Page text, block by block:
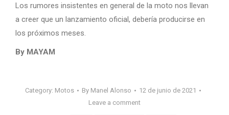
Los rumores insistentes en general de la moto nos llevan
a creer que un lanzamiento oficial, debería producirse en
los próximos meses.
By MAYAM
Category: Motos By Manel Alonso
12 de junio de 2021
Leave a comment